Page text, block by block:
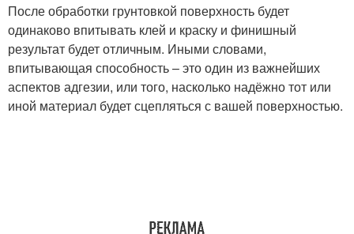
После обработки грунтовкой поверхность будет
одинаково впитывать клей и краску и финишный
результат будет отличным. Иными словами,
впитывающая способность – это один из важнейших
аспектов адгезии, или того, насколько надёжно тот или
иной материал будет сцепляться с вашей поверхностью.